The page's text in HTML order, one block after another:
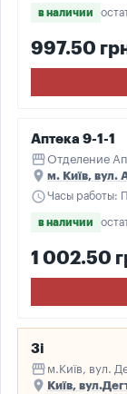
в наличии
997.50
Аптека 9-1-1
storefrontОтделение
place м. Київ, вул.
scheduleЧасы работы:
в наличии
1 002.50
3і
storefront м.Київ, вул.
place Київ,